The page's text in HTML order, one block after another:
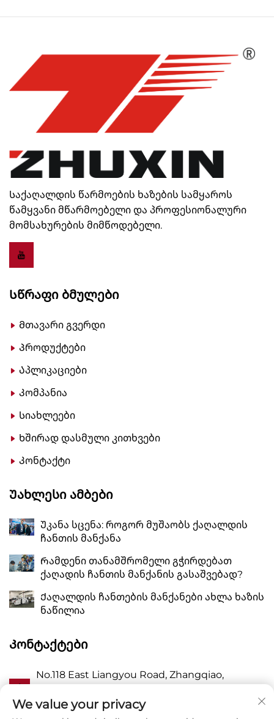
Საქაღალდის წარმოების ხაზების სამყაროს
წამყვანი მწარმოებელი და პროფესიონალური
მომსახურების მიმწოდებელი.
Სწრაფი Ბმულები
Მთავარი გვერდი
Პროდუქტები
Აპლიკაციები
Კომპანია
Სიახლეები
Ხშირად დასმული კითხვები
Კონტაქტი
Უახლესი Ამბები
Უკანა სცენა: როგორ მუშაობს ქაღალდის
ჩანთის მანქანა
Რამდენი თანამშრომელი გჭირდებათ
ქაღადის ჩანთის მანქანის გასაშვებად?
Ქაღალდის ჩანთების მანქანები ახლა ხაზის
ნაწილია
Კონტაქტები
No.118 East Liangyou Road, Zhangqiao,
Zhejiang P.R. China 325409
We value your privacy